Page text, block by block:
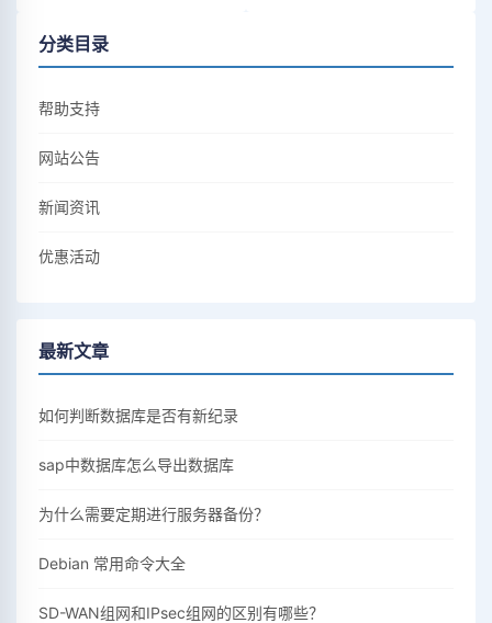
分类目录
帮助支持
网站公告
新闻资讯
优惠活动
最新文章
如何判断数据库是否有新纪录
sap中数据库怎么导出数据库
为什么需要定期进行服务器备份？
Debian 常用命令大全
SD-WAN组网和IPsec组网的区别有哪些？